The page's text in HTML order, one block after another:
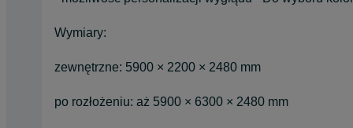
Wymiary:
zewnętrzne: 5900 × 2200 × 2480 mm
po rozłożeniu: aż 5900 × 6300 × 2480 mm